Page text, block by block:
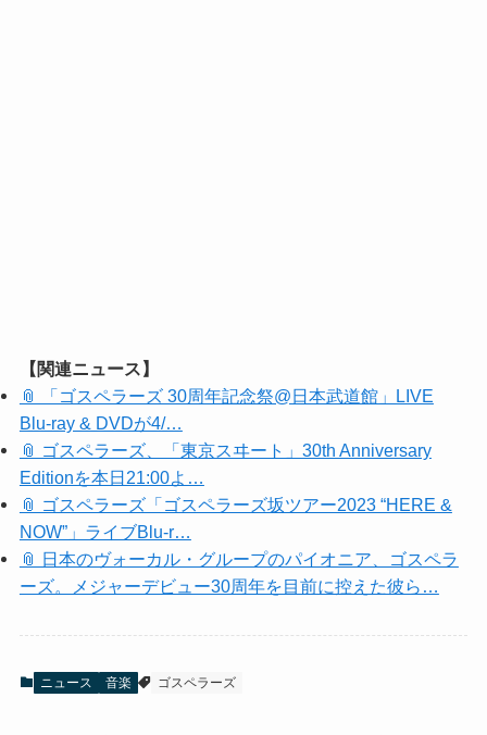
【関連ニュース】
📎 「ゴスペラーズ 30周年記念祭@日本武道館」LIVE
Blu-ray & DVDが4/…
📎 ゴスペラーズ、「東京スヰート」30th Anniversary
Editionを本日21:00よ…
📎 ゴスペラーズ「ゴスペラーズ坂ツアー2023 “HERE &
NOW”」ライブBlu-r…
📎 日本のヴォーカル・グループのパイオニア、ゴスペラ
ーズ。メジャーデビュー30周年を目前に控えた彼ら…
ニュース 音楽 ゴスペラーズ